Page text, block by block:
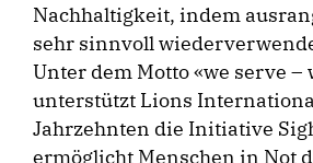
Nachhaltigkeit, indem
sehr sinnvoll
Unter dem Motto «we serve
unterstützt Lions
Jahrzehnten die Initiative
ermöglicht Menschen in Not